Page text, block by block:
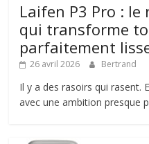
Laifen P3 Pro :
qui transforme
parfaitement
26 avril 2026 Bertrand
Il y a des rasoirs qui rasent.
avec une ambition presque